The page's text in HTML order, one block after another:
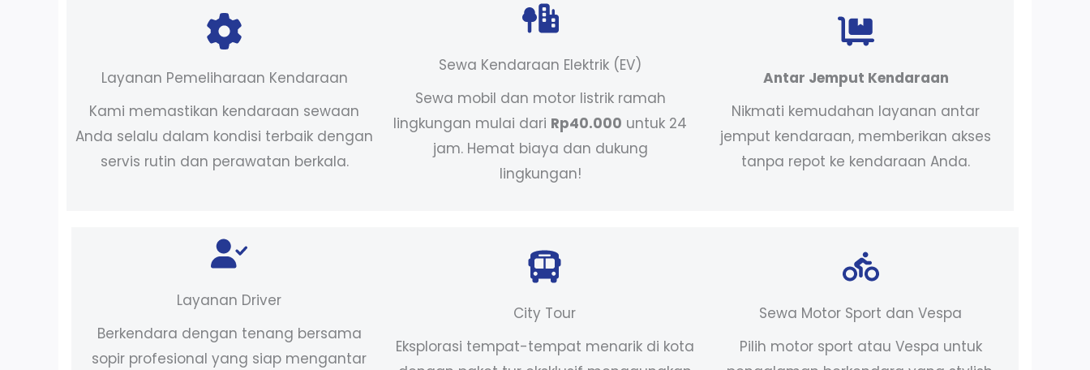
Layanan Pemeliharaan Kendaraan
Kami memastikan kendaraan sewaan
Anda selalu dalam kondisi terbaik dengan
servis rutin dan perawatan berkala.
Sewa Kendaraan Elektrik (EV)
Sewa mobil dan motor listrik ramah
lingkungan mulai dari Rp40.000 untuk 24
jam. Hemat biaya dan dukung
lingkungan!
Antar Jemput Kendaraan
Nikmati kemudahan layanan antar
jemput kendaraan, memberikan akses
tanpa repot ke kendaraan Anda.
Layanan Driver
Berkendara dengan tenang bersama
sopir profesional yang siap mengantar
City Tour
Eksplorasi tempat-tempat menarik di kota
Sewa Motor Sport dan Vespa
Pilih motor sport atau Vespa untuk